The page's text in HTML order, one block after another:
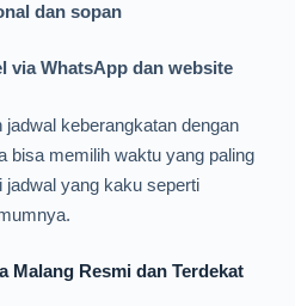
dan sopan
via WhatsApp dan website
keberangkatan dengan
bisa memilih waktu yang paling
jadwal yang kaku seperti
Malang Resmi dan Terdekat